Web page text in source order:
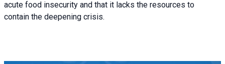
acute food insecurity and that it lacks the resources to
contain the deepening crisis.